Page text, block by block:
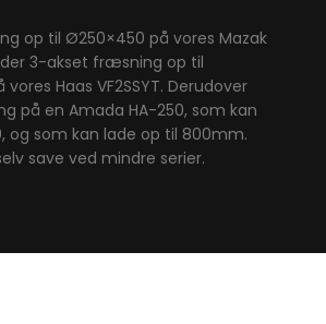
op til Ø250×450 på vores Mazak
3-akset fræsning op til
Haas VF2SSYT. Derudover
på en Amada HA-250, som kan
og som kan lade op til 800mm.
save ved mindre serier.